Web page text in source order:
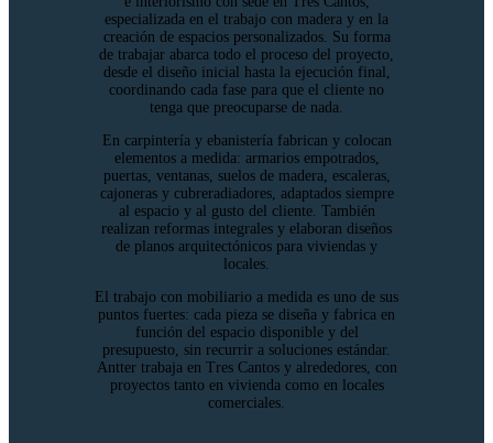
especializada en el trabajo con madera y en la
creación de espacios personalizados. Su forma
de trabajar abarca todo el proceso del proyecto,
desde el diseño inicial hasta la ejecución final,
coordinando cada fase para que el cliente no
tenga que preocuparse de nada.
En carpintería y ebanistería fabrican y colocan
elementos a medida: armarios empotrados,
puertas, ventanas, suelos de madera, escaleras,
cajoneras y cubreradiadores, adaptados siempre
al espacio y al gusto del cliente. También
realizan reformas integrales y elaboran diseños
de planos arquitectónicos para viviendas y
locales.
El trabajo con mobiliario a medida es uno de sus
puntos fuertes: cada pieza se diseña y fabrica en
función del espacio disponible y del
presupuesto, sin recurrir a soluciones estándar.
Antter trabaja en Tres Cantos y alrededores, con
proyectos tanto en vivienda como en locales
comerciales.